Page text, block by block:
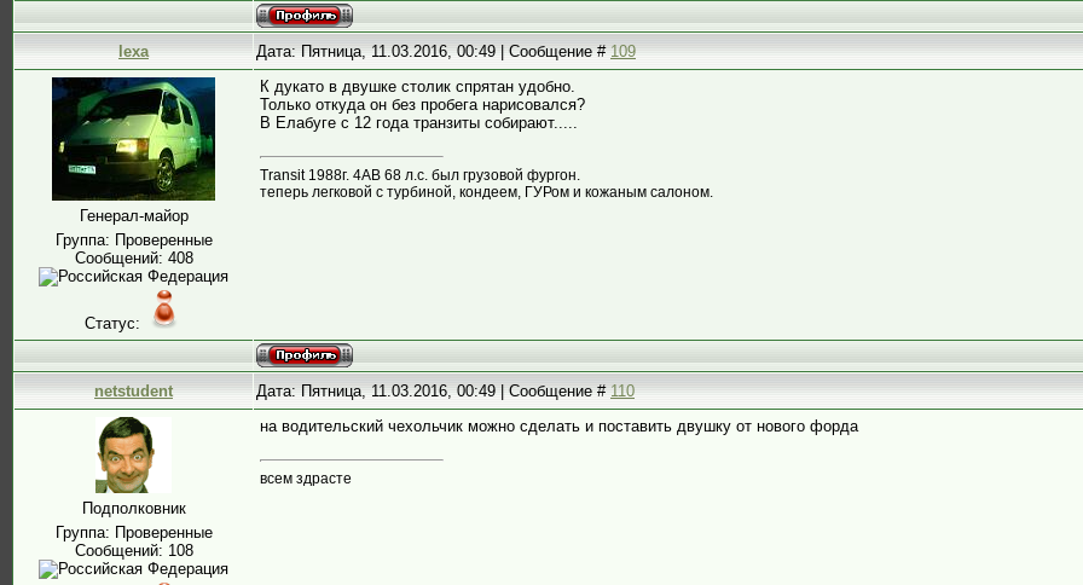
lexa Дата: Пятница, 11.03.2016, 00:49 | Сообщение #109
Генерал-майор
Группа: Проверенные
Сообщений: 408
Статус:
К дукато в двушке столик спрятан удобно.
Только откуда он без пробега нарисовался?
В Елабуге с 12 года транзиты собирают.....
Transit 1988г. 4AB 68 л.с. был грузовой фургон.
теперь легковой с турбиной, кондеем, ГУРом и кожаным салоном.
netstudent Дата: Пятница, 11.03.2016, 00:49 | Сообщение #110
Подполковник
Группа: Проверенные
Сообщений: 108
на водительский чехольчик можно сделать и поставить двушку от нового форда
всем здрасте